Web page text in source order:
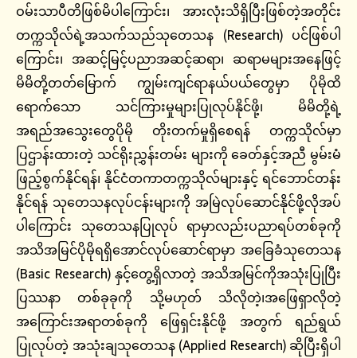
ဝမ်းသာပီတိဖြစ်မိပါကြောင်း၊ အားလုံးသိရှိပြီးဖြစ်တဲ့အတိုင်း
တက္ကသိုလ်ရဲ့အသက်သည်သုတေသန (Research) ပင်ဖြစ်ပါ
ကြောင်း၊ အဆင့်မြင့်ပညာအဆင့်ဆရာ၊ ဆရာမများအနေဖြင့်
မိမိတို့တတ်မြောက် ကျွမ်းကျင်ရာနယ်ပယ်တွေမှာ ပိုမိုထိ
ရောက်သော သင်ကြားမှုများပြုလုပ်နိုင်ဖို့၊ မိမိတို့ရဲ့
အရည်အသွေးတွေပိုမို တိုးတက်မှုရှိစေရန် တက္ကသိုလ်မှာ
ပြဌာန်းထားတဲ့ သင်ရိုးညွှန်းတမ်း များကို ခေတ်နှင့်အညီ မွမ်းမံ
ဖြည့်စွက်နိုင်ရန်၊ နိုင်ငံတကာတက္ကသိုလ်များနှင့် ရင်ဘောင်တန်း
နိုင်ရန် သုတေသနလုပ်ငန်းများကို အမြဲလုပ်ဆောင်နိုင်ဖို့လိုအပ်
ပါကြောင်း သုတေသနပြုလုပ် ရာမှာလည်းပညာရပ်တစ်ခုကို
အသိအမြင်ပိုမိုရရှိအောင်လုပ်ဆောင်ရာမှာ အခြေခံသုတေသန
(Basic Research) နှင့်တွေ့ရှိလာတဲ့ အသိအမြင်ကိုအသုံးပြုပြီး
ပြဿနာ တစ်ခုခုကို သို့မဟုတ် သိလိုတဲ့၊အဖြေရှာလိုတဲ့
အကြောင်းအရာတစ်ခုကို ဖြေရှင်းနိုင်ဖို့ အတွက် ရည်ရွယ်
ပြုလုပ်တဲ့ အသုံးချသုတေသန (Applied Research) ဆိုပြီးရှိပါ